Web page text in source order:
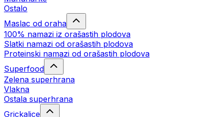
Ostalo
Maslac od oraha
100% namazi iz orašastih plodova
Slatki namazi od orašastih plodova
Proteinski namazi od orašastih plodova
Superfood
Zelena superhrana
Vlakna
Ostala superhrana
Grickalice